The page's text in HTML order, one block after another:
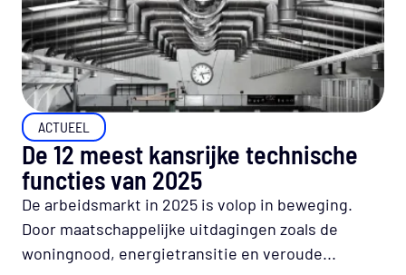
ACTUEEL
De 12 meest kansrijke technische
functies van 2025
De arbeidsmarkt in 2025 is volop in beweging.
Door maatschappelijke uitdagingen zoals de
woningnood, energietransitie en veroude...